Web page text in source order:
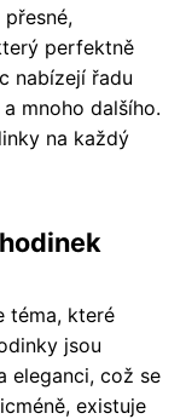
perfektně
nabízejí řadu
mnoho dalšího.
na každý
téma, které
jsou
eleganci, což se
existuje